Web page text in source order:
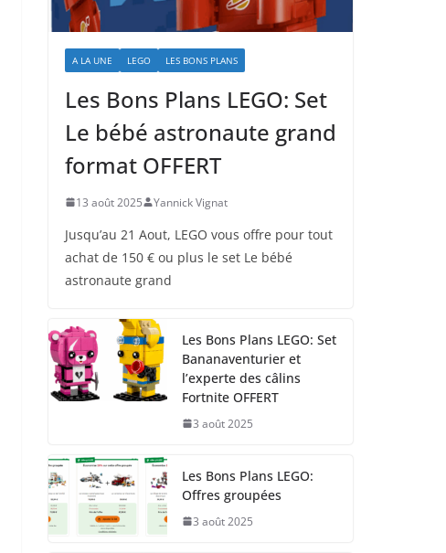
A LA UNE LEGO LES BONS PLANS
Les Bons Plans LEGO: Set
Le bébé astronaute grand
format OFFERT
13 août 2025 Yannick Vignat
Jusqu’au 21 Aout, LEGO vous offre pour tout
achat de 150 € ou plus le set Le bébé
astronaute grand
Les Bons Plans LEGO: Set
Bananaventurier et
l’experte des câlins
Fortnite OFFERT
3 août 2025
Les Bons Plans LEGO:
Offres groupées
3 août 2025